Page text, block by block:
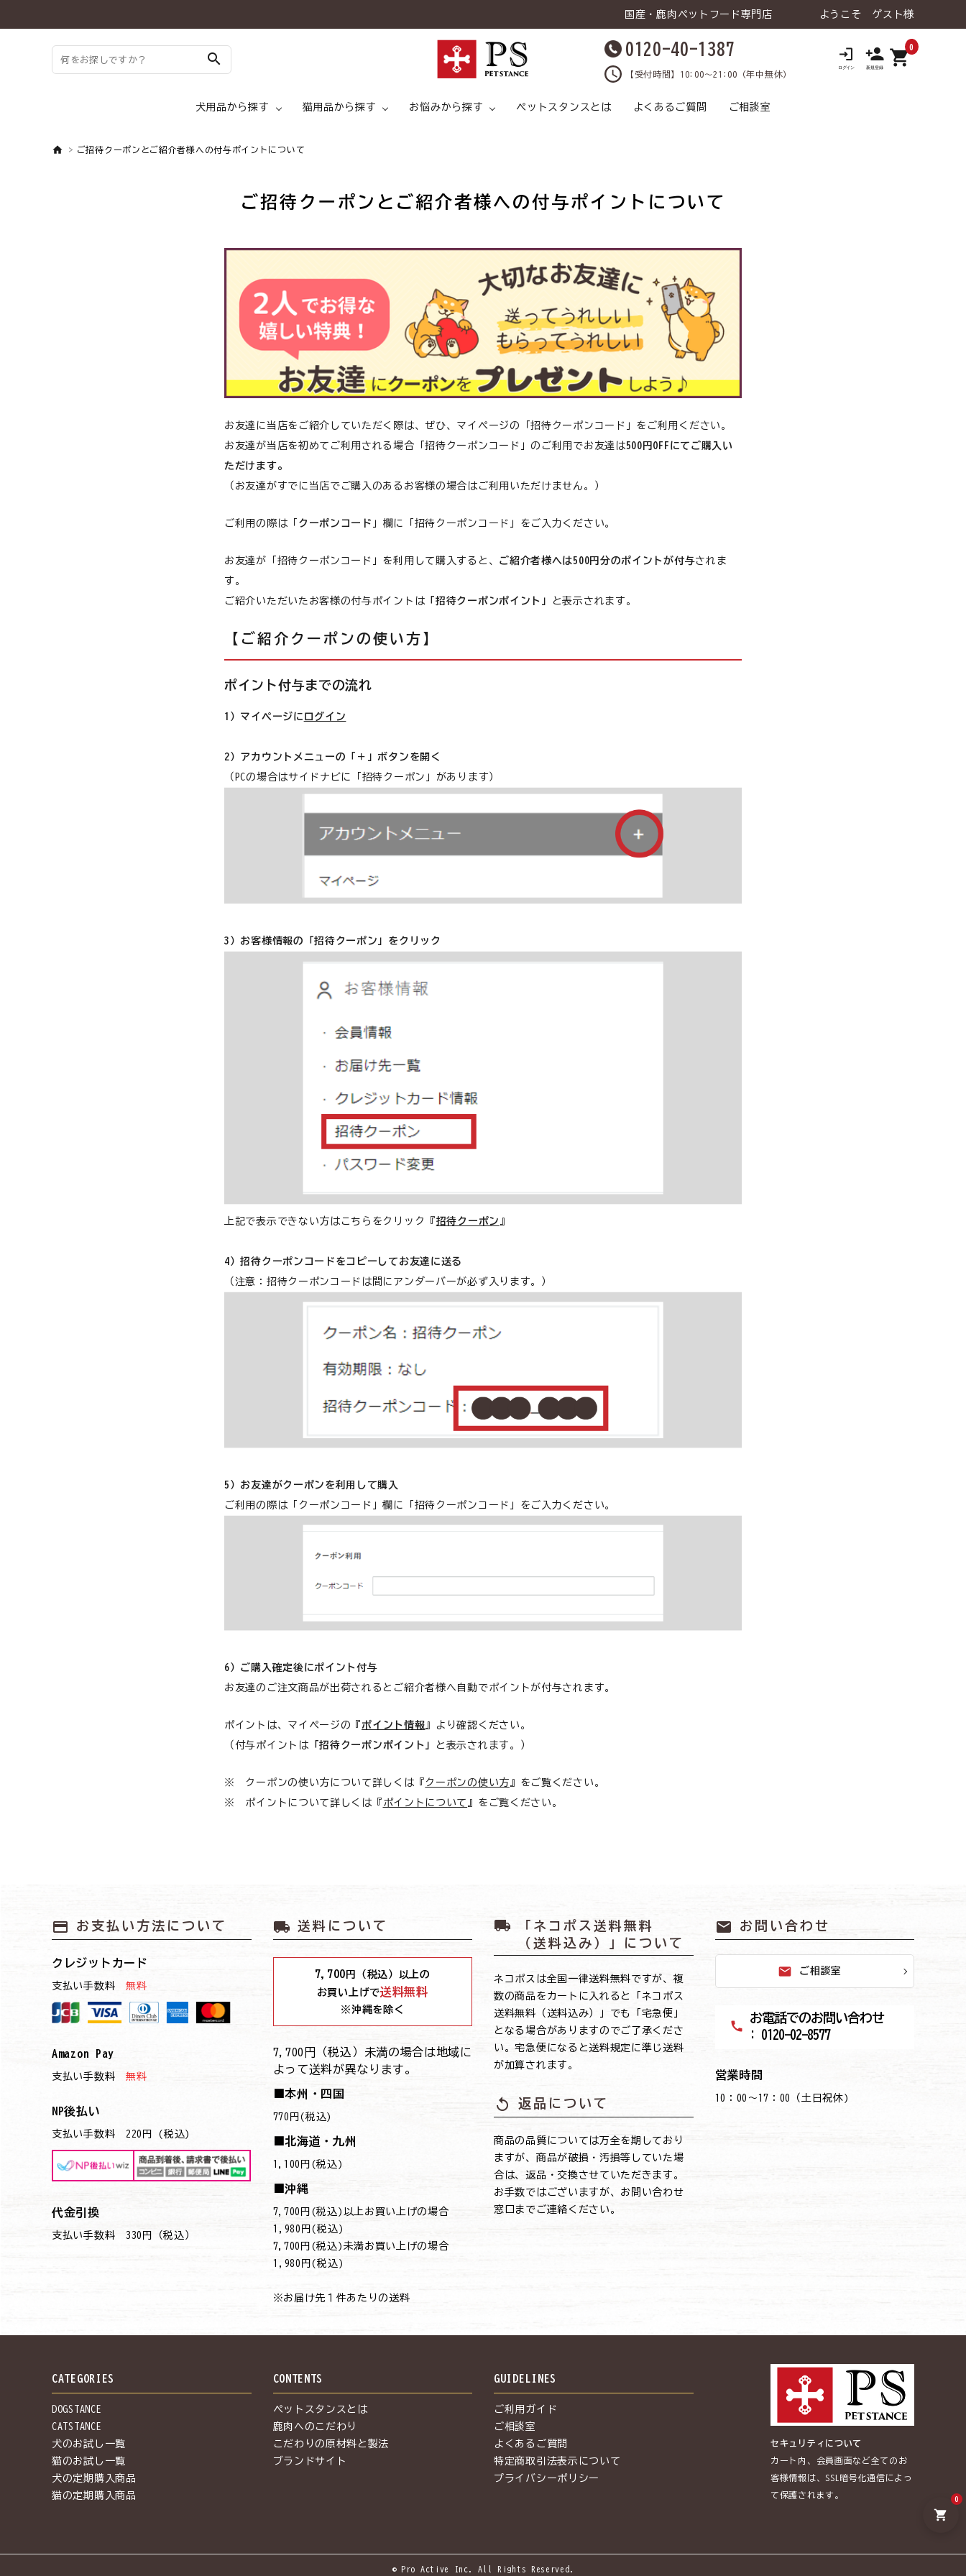
国産・鹿肉ペットフード専門店 ようこそ ゲスト様
search
0120-40-1387
【受付時間】10:00～21:00（年中無休）
shopping_cart0
犬用品から探す
ドッグフード ドライタイプ ドッグフード ウェットタイプ 鹿肉トライアルセット
犬 メディフード 犬 ライフケア（ケア用品）
犬 ライフケア（日用品･雑貨な
ど）
犬 アウトレット
猫用品から探す
キャットフード ドライタイプ
キャットフード ウェットタイ
猫 ライフケア（ケア用品）
猫 ライフケア（日用品･雑貨な
ど）
お悩みから探す
足腰 老犬の健康維持
腸内環境 口臭
心臓 糖尿病
介護 甲状腺
ペットスタンスとは よくあるご質問 ご相談室
ご招待クーポンとご紹介者様への付与ポイントについて
ご招待クーポンとご紹介者様への付与ポイントについて
お友達に当店をご紹介していただく際は、ぜひ、マイページの「招待クーポンコード」をご利用ください。
お友達が当店を初めてご利用される場合「招待クーポンコード」のご利用でお友達は500円OFFにてご購入い
ただけます。
（お友達がすでに当店でご購入のあるお客様の場合はご利用いただけません。）
ご利用の際は「 クーポンコード 」欄に「招待クーポンコード」をご入力ください。
お友達が「招待クーポンコード」を利用して購入すると、 ご紹介者様へは500円分のポイントが付与されま
す。
ご紹介いただいたお客様の付与ポイントは 「招待クーポンポイント」 と表示されます。
【ご紹介クーポンの使い方】
ポイント付与までの流れ
1）マイページに ログイン
2）アカウントメニューの「＋」ボタンを開く
（PCの場合はサイドナビに「招待クーポン」があります）
3）お客様情報の「招待クーポン」をクリック
上記で表示できない方はこちらをクリック→『招待クーポン 』
4）招待クーポンコードをコピーしてお友達に送る
（注意：招待クーポンコードは間にアンダーバーが必ず入ります。）
5）お友達がクーポンを利用して購入
ご利用の際は「クーポンコード」欄に「招待クーポンコード」をご入力ください。
6）ご購入確定後にポイント付与
お友達のご注文商品が出荷されるとご紹介者様へ自動でポイントが付与されます。
ポイントは、マイページの『ポイント情報 』より確認ください。
（付与ポイントは 「招待クーポンポイント」 と表示されます。）
※ クーポンの使い方について詳しくは『クーポンの使い方 』をご覧ください。
※ ポイントについて詳しくは『 ポイントについて 』をご覧ください。
payment お支払い方法について
クレジットカード
支払い手数料 無料
Amazon Pay
支払い手数料 無料
NP後払い
支払い手数料 220円 (税込)
代金引換
支払い手数料 330円（税込）
local_shipping 送料について
7,700 円（税込）以上の
お買い上げで送料無料
※沖縄を除く
7,700円（税込）未満の場合は地域に
よって送料が異なります。
■本州・四国
770円(税込)
■北海道・九州
1,100円(税込)
■沖縄
7,700円(税込)以上お買い上げの場合
→1,980円(税込)
7,700円(税込)未満お買い上げの場合
→1,980円(税込)
※お届け先１件あたりの送料
local_shipping
「ネコポス送料無料
（送料込み）」について
ネコポスは全国一律送料無料ですが、複
数の商品をカートに入れると「ネコポス
送料無料（送料込み）」でも「宅急便」
となる場合がありますのでご了承くださ
い。宅急便になると送料規定に準じ送料
が加算されます。
replay 返品について
商品の品質については万全を期しており
ますが、商品が破損・汚損等していた場
合は、返品・交換させていただきます。
お手数ではございますが、お問い合わせ
窓口までご連絡ください。
mail お問い合わせ
mail ご相談室
call
お電話でのお問い合わせ
: 0120-02-8577
営業時間
10：00～17：00（土日祝休)
shopping_cart
0
CATEGORIES
DOGSTANCE
CATSTANCE
犬のお試し一覧
猫のお試し一覧
犬の定期購入商品
猫の定期購入商品
CONTENTS
ペットスタンスとは
鹿肉へのこだわり
こだわりの原材料と製法
ブランドサイト
GUIDELINES
ご利用ガイド
ご相談室
よくあるご質問
特定商取引法表示について
プライバシーポリシー
セキュリティについて
カート内、会員画面など全てのお
客様情報は、SSL暗号化通信によっ
て保護されます。
© Pro Active Inc. All Rights Reserved.